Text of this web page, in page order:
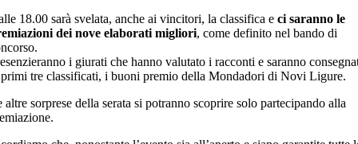
18.00 sarà svelata, anche ai vincitori, la classifica e ci saranno le
dei nove elaborati migliori, come definito nel bando di
i giurati che hanno valutato i racconti e saranno
tre classificati, i buoni premio della Mondadori di Novi Ligure.
altre sorprese della serata si potranno scoprire solo partecipando alla